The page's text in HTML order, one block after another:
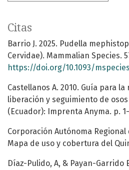
Citas
Barrio J. 2025. Pudella
Cervidae). Mammalian Species.
https://doi.org/10.1093/
Castellanos A. 2010. Guía para
liberación y seguimiento de
(Ecuador): Imprenta Anyma. p.
Corporación Autónoma Regional
Mapa de uso y cobertura del
Díaz-Pulido, A, & Payan-Garrido